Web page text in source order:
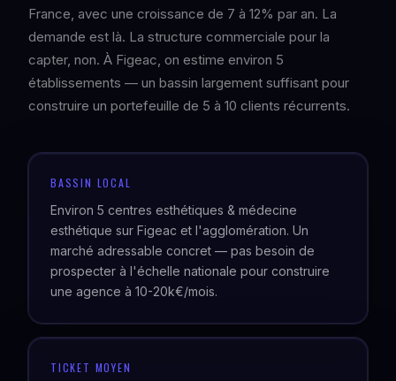
France, avec une croissance de 7 à 12% par an. La
demande est là. La structure commerciale pour la
capter, non. À Figeac, on estime environ 5
établissements — un bassin largement suffisant pour
construire un portefeuille de 5 à 10 clients récurrents.
BASSIN LOCAL
Environ 5 centres esthétiques & médecine
esthétique sur Figeac et l'agglomération. Un
marché adressable concret — pas besoin de
prospecter à l'échelle nationale pour construire
une agence à 10-20k€/mois.
TICKET MOYEN